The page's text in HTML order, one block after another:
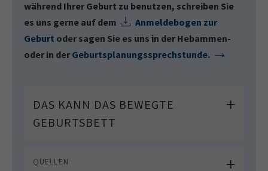
während Ihrer Geburt zu benutzen, schreiben Sie
es uns gerne auf dem
Anmeldebogen zur
Geburt oder sagen Sie es uns in der Hebammen-
oder in der Geburtsplanungssprechstunde.
DAS KANN DAS BEWEGTE
GEBURTSBETT
QUELLEN